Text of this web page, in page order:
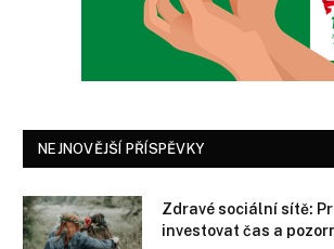
NEJNOVĚJŠÍ PŘÍSPĚVKY
Zdravé sociální sítě:
investovat čas a